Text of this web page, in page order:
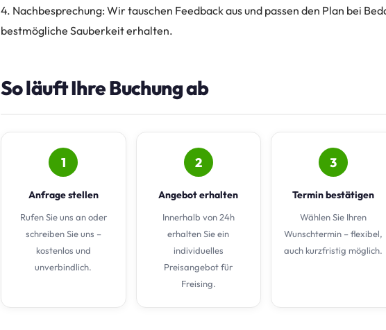
4. Nachbesprechung: Wir tauschen Feedback aus und passen den Plan bei
bestmögliche Sauberkeit erhalten.
So läuft Ihre Buchung ab
1
Anfrage stellen
Rufen Sie uns an oder
schreiben Sie uns –
kostenlos und
unverbindlich.
2
Angebot erhalten
Innerhalb von 24h
erhalten Sie ein
individuelles
Preisangebot für
Freising.
3
Termin bestätigen
Wählen Sie Ihren
Wunschtermin – flexibel,
auch kurzfristig möglich.